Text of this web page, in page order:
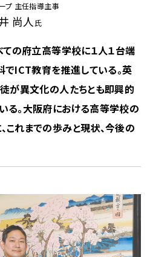
プ 主任指導主事
尚人 氏
の府立高等学校に１人１台端
でICT教育を推進している。英
徒が異文化の人たちとも即興的
る。大阪府における高等学校の
これまでの歩みと現状、今後の